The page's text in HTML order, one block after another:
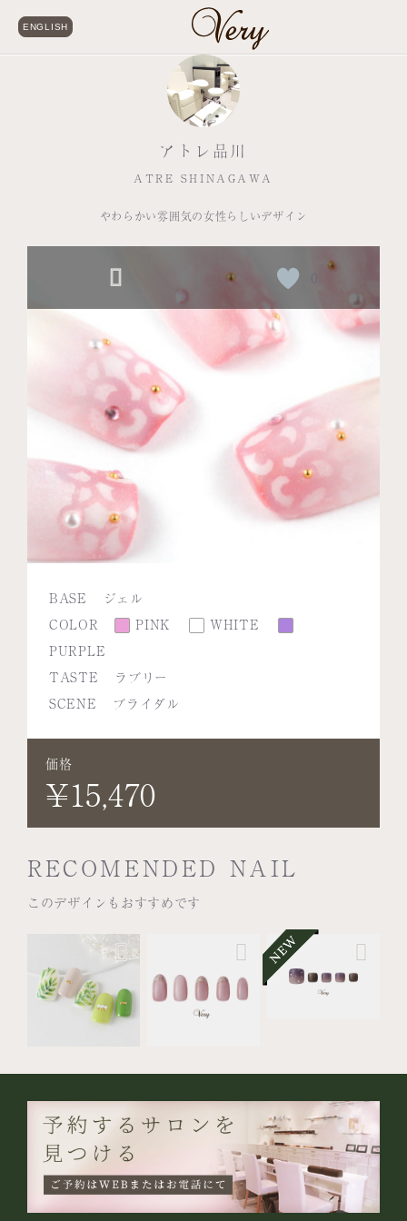
ENGLISH
アトレ品川
ATRE SHINAGAWA
やわらかい雰囲気の女性らしいデザイン
BASE
ジェル
COLOR
PINK
WHITE
PURPLE
TASTE
ラブリー
SCENE
ブライダル
価格
¥15,470
RECOMENDED NAIL
このデザインもおすすめです